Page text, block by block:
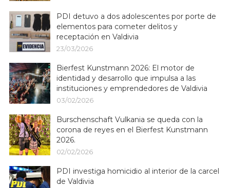
PDI detuvo a dos adolescentes por porte de
elementos para cometer delitos y
receptación en Valdivia
23/03/2026
Bierfest Kunstmann 2026: El motor de
identidad y desarrollo que impulsa a las
instituciones y emprendedores de Valdivia
03/02/2026
Burschenschaft Vulkania se queda con la
corona de reyes en el Bierfest Kunstmann
2026.
02/02/2026
PDI investiga homicidio al interior de la carcel
de Valdivia